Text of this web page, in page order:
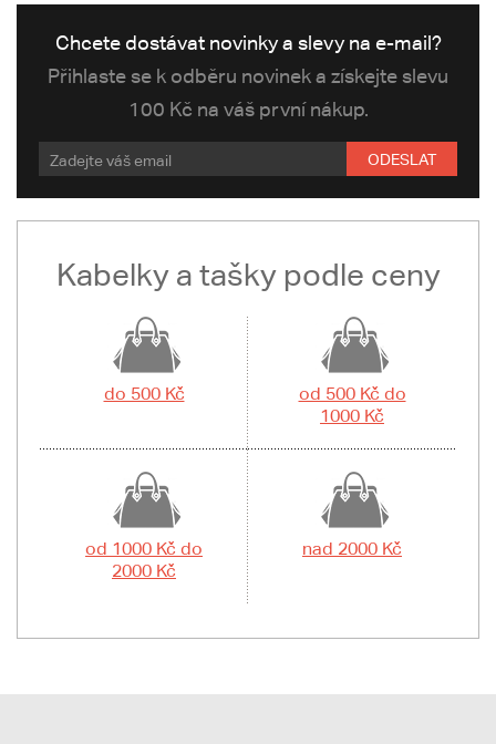
Chcete dostávat novinky a slevy na e-mail?
Přihlaste se k odběru novinek a získejte slevu
100 Kč na váš první nákup.
ODESLAT
Kabelky a tašky podle ceny
do 500 Kč
od 500 Kč do
1000 Kč
od 1000 Kč do
2000 Kč
nad 2000 Kč